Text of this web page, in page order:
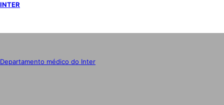
INTER
Departamento médico do Inter